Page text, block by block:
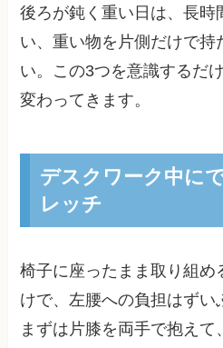
後ろが鈍く重い日は、長時
い、重い物を片側だけで持
い。この3つを意識するだ
変わってきます。
デスクワーク中に
レッチ
椅子に座ったまま取り組め
けで、左腰への負担はずい
まずは片膝を両手で抱えて